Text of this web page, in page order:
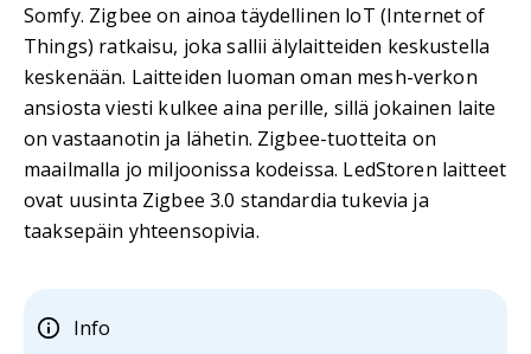
Somfy. Zigbee on ainoa täydellinen loT (Internet of
Things) ratkaisu, joka sallii älylaitteiden keskustella
keskenään. Laitteiden luoman oman mesh-verkon
ansiosta viesti kulkee aina perille, sillä jokainen laite
on vastaanotin ja lähetin. Zigbee-tuotteita on
maailmalla jo miljoonissa kodeissa. LedStoren laitteet
ovat uusinta Zigbee 3.0 standardia tukevia ja
taaksepäin yhteensopivia.
Info